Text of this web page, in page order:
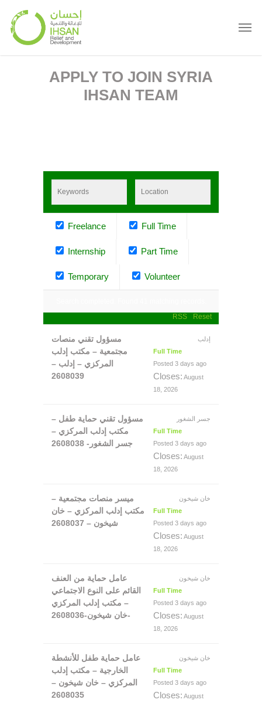
APPLY TO JOIN SYRIA
IHSAN TEAM
Freelance Full Time
Internship Part Time
Temporary Volunteer
Reset
RSS
مسؤول تقني منصات
مجتمعية – مكتب إدلب
المركزي – إدلب –
2608039
إدلب
Full Time
Posted 3 days ago
Closes: August
18, 2026
مسؤول تقني حماية طفل –
مكتب إدلب المركزي –
جسر الشغور- 2608038
جسر الشغور
Full Time
Posted 3 days ago
Closes: August
18, 2026
ميسر منصات مجتمعية –
مكتب إدلب المركزي – خان
شيخون – 2608037
خان شيخون
Full Time
Posted 3 days ago
Closes: August
18, 2026
عامل حماية من العنف
القائم على النوع الاجتماعي
– مكتب إدلب المركزي
-خان شيخون-2608036
خان شيخون
Full Time
Posted 3 days ago
Closes: August
18, 2026
عامل حماية طفل للأنشطة
الخارجية – مكتب إدلب
المركزي – خان شيخون –
2608035
خان شيخون
Full Time
Posted 3 days ago
Closes: August